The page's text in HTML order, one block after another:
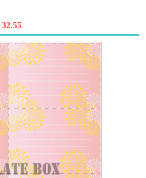
32.55